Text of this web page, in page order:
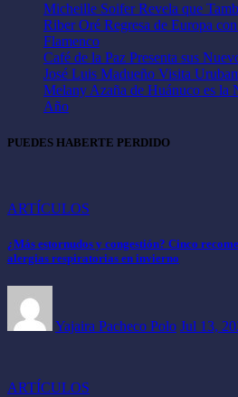
Micheille Soifer Revela que
Riber Oré Regresa de Europa
Flamenco
Café de la Paz Presenta sus
José Luis Madueño Visita
Melany Azaña de Huánuco es la
Año
PUEDES HABERTE PERDIDO
ARTÍCULOS
¿Más estornudos y congestión? Cinco
alergias respiratorias en invierno
Yajaira Pacheco Polo Jul 13,
ARTÍCULOS